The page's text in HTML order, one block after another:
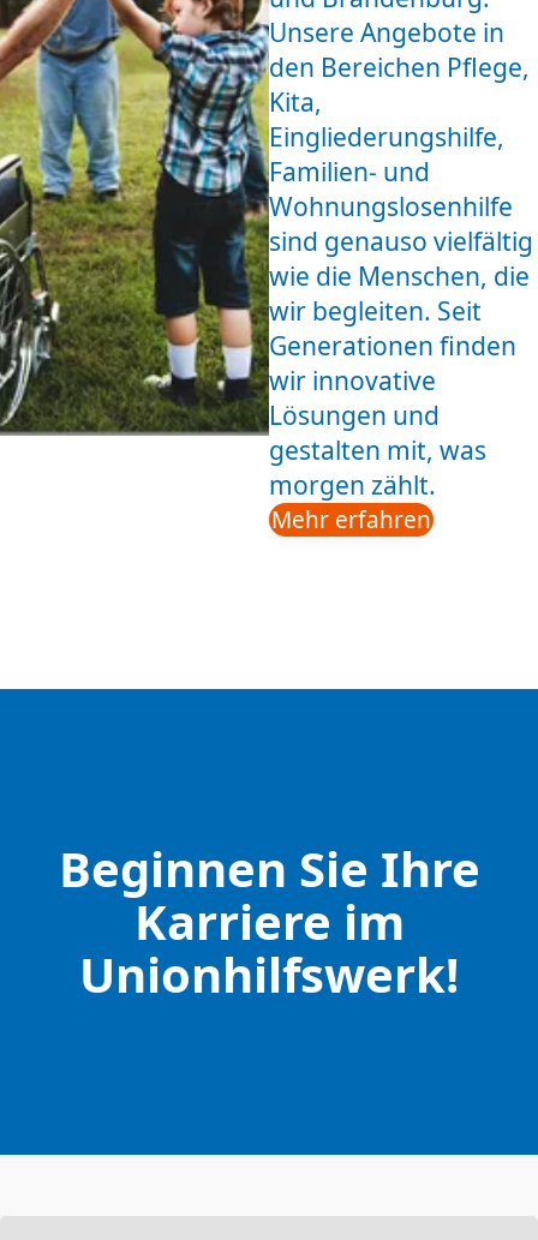
Unsere Angebote in
den Bereichen Pflege,
Kita,
Eingliederungshilfe,
Familien- und
Wohnungslosenhilfe
sind genauso vielfältig
wie die Menschen, die
wir begleiten. Seit
Generationen finden
wir innovative
Lösungen und
gestalten mit, was
morgen zählt.
Mehr erfahren
Beginnen Sie Ihre
Karriere im
Unionhilfswerk!